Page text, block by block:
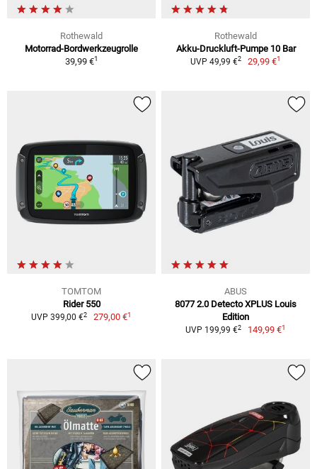
Rothewald
Motorrad-Bordwerkzeugrolle
39,99 €1
Rothewald
Akku-Druckluft-Pumpe 10 Bar
UVP 49,99 €2 29,99 €1
TOMTOM
Rider 550
UVP 399,00 €2 279,00 €1
ABUS
8077 2.0 Detecto XPLUS Louis
Edition
UVP 199,99 €2 149,99 €1